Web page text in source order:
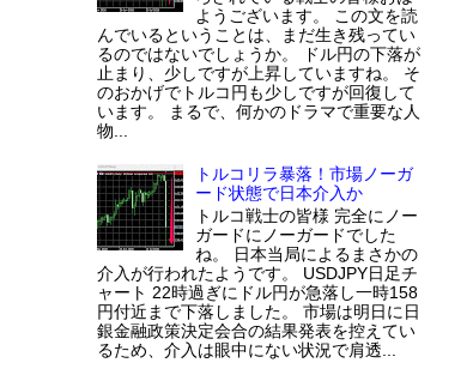
ようございます。 この文を読
んでいるということは、まだ生き残ってい
るのではないでしょうか。 ドル円の下落が
止まり、少しですが上昇していますね。 そ
のおかげでトルコ円も少しですが回復して
います。 まるで、何かのドラマで重要な人
物...
トルコリラ暴落！市場ノーガ
ード状態で日本介入か
トルコ戦士の皆様 完全にノー
ガードにノーガードでした
ね。 日本当局によるまさかの
介入が行われたようです。 USDJPY日足チ
ャート 22時過ぎにドル円が急落し一時158
円付近まで下落しました。 市場は明日に日
銀金融政策決定会合の結果発表を控えてい
るため、介入は眼中にない状況で肩透...